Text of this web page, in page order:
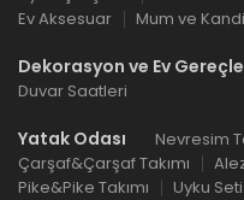
Ev Aksesuar
Mum ve
Dekorasyon ve Ev
Duvar Saatleri
Yatak Odası Nevresim
Çarşaf&Çarşaf Takımı
Pike&Pike Takımı
Uyku Seti